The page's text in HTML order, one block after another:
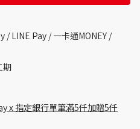
/LINE Pay / 一卡通MONEY /
期
x 指定銀行單筆滿5仟加贈5仟